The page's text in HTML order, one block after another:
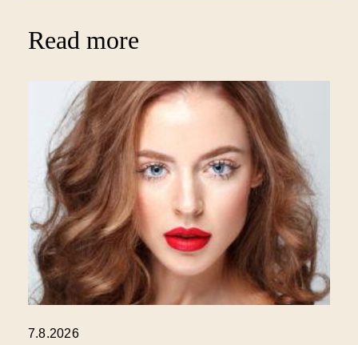
Read more
7.8.2026